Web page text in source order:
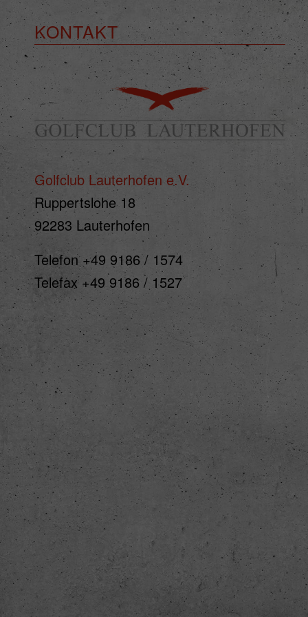
KONTAKT
Golfclub Lauterhofen e.V.
Ruppertslohe 18
92283 Lauterhofen
Telefon +49 9186 / 1574
Telefax +49 9186 / 1527
von
(z.
und
Hier